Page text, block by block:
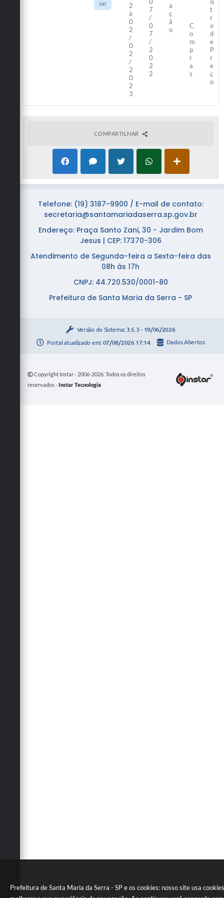
Prefeitura de Santa Maria da Serra - SP e os cookies: nosso site usa
sar
2
à
0
2
/
0
2
/
2
0
2
3
7
/
0
7
/
2
0
2
2
a
ç
ã
o
C
o
m
p
r
a
s
t
r
o
d
e
P
r
e
ç
o
COMPARTILHAR
Telefone: (19) 3187-9900 / E-mail de contato:
secretaria@santamariadaserra.sp.gov.br
Endereço: Praça Santo Zani, 30 - Jardim Bom
Jesus | CEP: 17370-306
Atendimento de Segunda-feira a Sexta-feira das
08h às 17h
CNPJ: 44.720.530/0001-80
Prefeitura de Santa Maria da Serra - SP
Versão do Sistema: 3.5.3 - 19/06/2026
Portal atualizado em: 07/08/2026 17:14 Dados Abertos
Copyright Instar - 2006-2026. Todos os direitos
reservados -Instar Tecnologia